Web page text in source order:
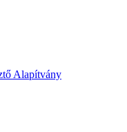
Alapítvány